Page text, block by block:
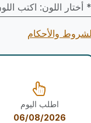
* أختار اللون: اكتب
والأحكام
اطلب اليوم
06/08/2026